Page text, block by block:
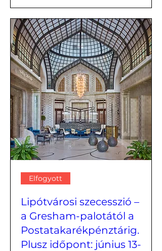
Elfogyott
Lipótvárosi szecesszió –
a Gresham-palotától a
Postatakarékpénztárig.
Plusz időpont: június 13-